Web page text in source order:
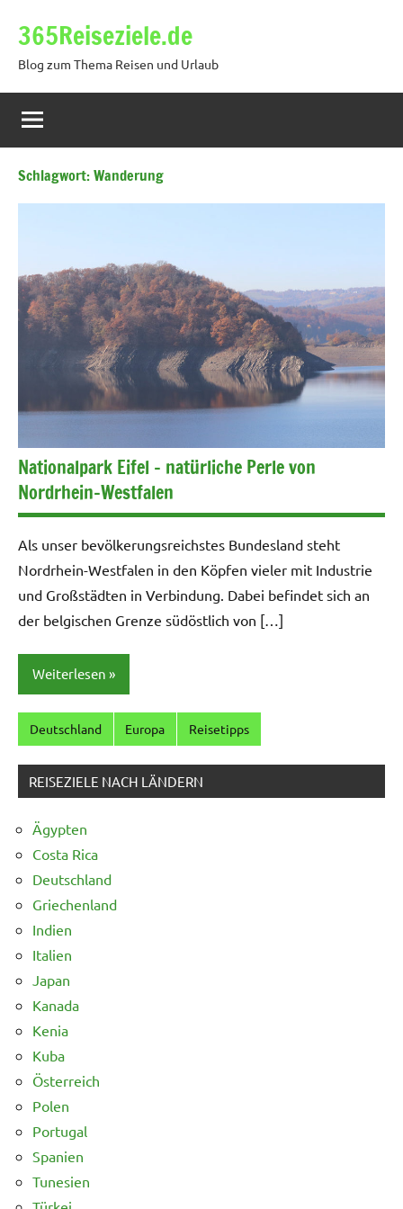
Inhalt
springen
365Reiseziele.de
Blog zum Thema Reisen und Urlaub
Schlagwort:Wanderung
Nationalpark Eifel – natürliche Perle von
Nordrhein-Westfalen
Als unser bevölkerungsreichstes Bundesland steht
Nordrhein-Westfalen in den Köpfen vieler mit Industrie
und Großstädten in Verbindung. Dabei befindet sich an
der belgischen Grenze südöstlich von […]
Weiterlesen
Deutschland Europa Reisetipps
REISEZIELE NACH LÄNDERN
Ägypten
Costa Rica
Deutschland
Griechenland
Indien
Italien
Japan
Kanada
Kenia
Kuba
Österreich
Polen
Portugal
Spanien
Tunesien